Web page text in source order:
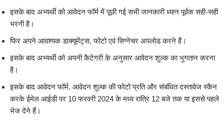
इसके बाद अभ्यर्थी को आवेदन फॉर्म में पूछी गई सभी जानकारी ध्यान पूर्वक सही-सही
भरनी है।
फिर अपने आवश्यक डाक्यूमेंट्स, फोटो एवं सिग्नेचर अपलोड करने हैं।
इसके बाद अभ्यर्थी को अपनी कैटेगरी के अनुसार आवेदन शुल्क का भुगतान करना
है।
इसके बाद आवेदन फॉर्म, आवेदन शुल्क की फोटो प्रति और संबंधित दस्तावेज स्कैन
करके ईमेल आईडी पर 10 फरवरी 2024 के मध्य रात्रि 12 बजे तक या इससे पहले
भेज देने हैं।